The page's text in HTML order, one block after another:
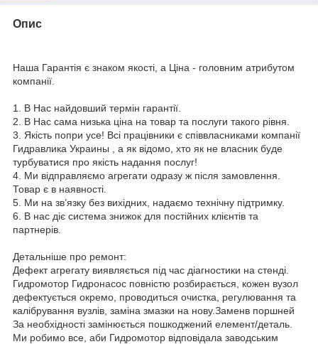
Опис
Наша Гарантія є знаком якості, а Ціна - головним атрибутом
компанії.
1. В Нас найдовший термін гарантії.
2. В Нас сама низька ціна на товар та послуги такого рівня.
3. Якість попри усе! Всі працівники є співвласниками компанії
Гидравлика Украины , а як відомо, хто як не власник буде
турбуватися про якість надання послуг!
4. Ми відправляємо агрегати одразу ж після замовлення.
Товар є в наявності.
5. Ми на зв’язку без вихідних, надаємо технічну підтримку.
6. В нас діє система знижок для постійних клієнтів та
партнерів.
Детальніше про ремонт:
Дефект агрегату виявляється під час діагностики на стенді.
Гидромотор Гидронасос повністю розбирається, кожен вузол
дефектується окремо, проводиться очистка, регулювання та
калібрування вузлів, заміна змазки на нову.Заменв поршней
За необхідності замінюється пошкоджений елемент/деталь.
Ми робимо все, аби Гидромотор відповідала заводським